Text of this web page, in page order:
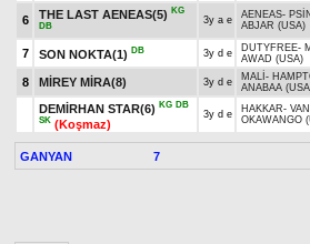
6 THE LAST AENEAS(5) KG
DB
3y a e AENEAS-
ABJAR (USA)
7 SON NOKTA(1) DB 3y d e DUTYFREE-
AWAD (USA)
8 MİREY MİRA(8) 3y d e MALİ -
ANABAA
DEMİRHAN STAR(6) KG DB
SK (Koşmaz)
3y d e HAKKAR-
OKAWANGO
GANYAN 7